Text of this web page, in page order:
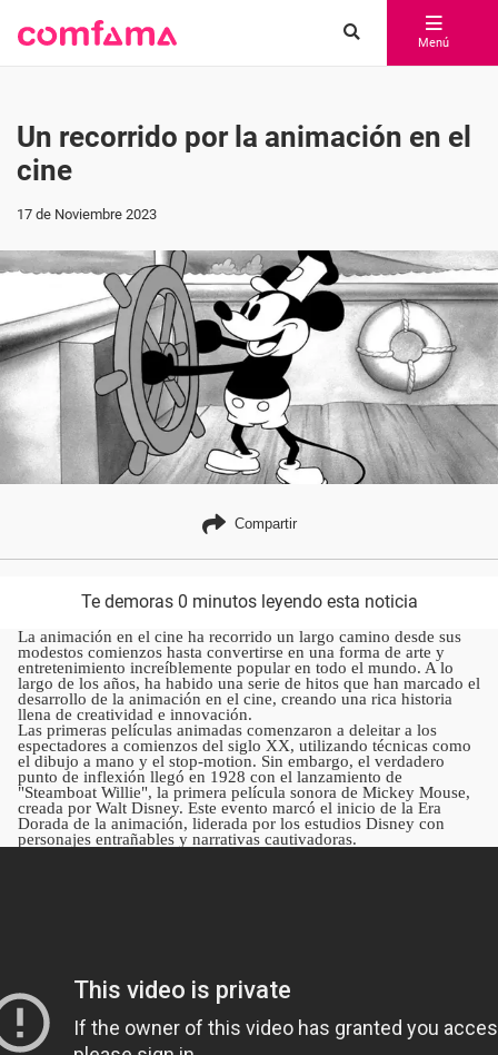
Menú
Un recorrido por la animación en el
cine
17 de Noviembre 2023
Compartir
Te demoras 0 minutos leyendo esta noticia
La animación en el cine ha recorrido un largo camino desde sus
modestos comienzos hasta convertirse en una forma de arte y
entretenimiento increíblemente popular en todo el mundo. A lo
largo de los años, ha habido una serie de hitos que han marcado el
desarrollo de la animación en el cine, creando una rica historia
llena de creatividad e innovación.
Las primeras películas animadas comenzaron a deleitar a los
espectadores a comienzos del siglo XX, utilizando técnicas como
el dibujo a mano y el stop-motion. Sin embargo, el verdadero
punto de inflexión llegó en 1928 con el lanzamiento de
"Steamboat Willie", la primera película sonora de Mickey Mouse,
creada por Walt Disney. Este evento marcó el inicio de la Era
Dorada de la animación, liderada por los estudios Disney con
personajes entrañables y narrativas cautivadoras.